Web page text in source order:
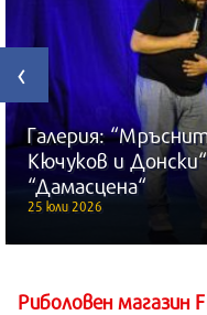
Галерия:
Кючуков и
“Дамасцена“
25 юли 2026
‹
Риболовен магазин